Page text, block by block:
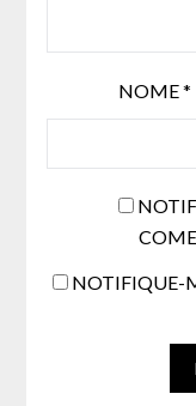
NOME*
NOTIFIQUE-